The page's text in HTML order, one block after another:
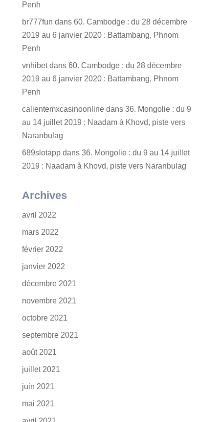
Penh
br777fun dans 60. Cambodge : du 28 décembre
2019 au 6 janvier 2020 : Battambang, Phnom
Penh
vnhibetdans 60. Cambodge : du 28 décembre
2019 au 6 janvier 2020 : Battambang, Phnom
Penh
calientemxcasinoonlinedans 36. Mongolie : du 9
au 14 juillet 2019 : Naadam à Khovd, piste vers
Naranbulag
689slotappdans 36. Mongolie : du 9 au 14 juillet
2019 : Naadam à Khovd, piste vers Naranbulag
Archives
avril 2022
mars 2022
février 2022
janvier 2022
décembre 2021
novembre 2021
octobre 2021
septembre 2021
août 2021
juillet 2021
juin 2021
mai 2021